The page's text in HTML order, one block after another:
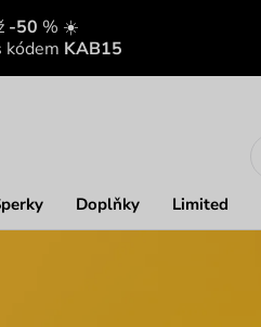
-50 % ☀️
KAB15
Doplňky Limited